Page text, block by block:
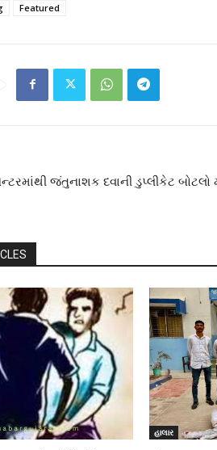
Featured
જંતુનાશક દવાની ડુપ્લીકેટ બોટલો
હાલાર